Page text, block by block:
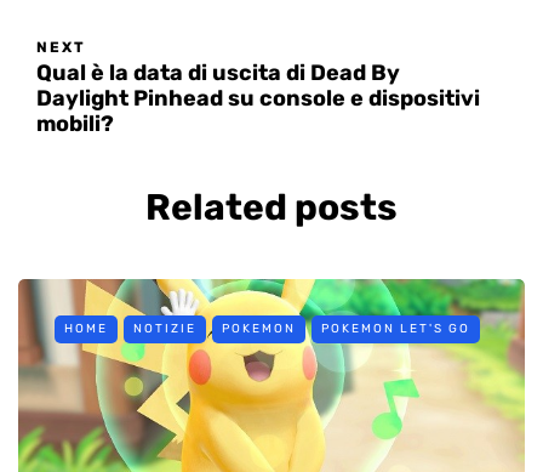
NEXT
Qual è la data di uscita di Dead By
Daylight Pinhead su console e dispositivi
mobili?
Related posts
HOME NOTIZIE POKEMON POKEMON LET'S GO